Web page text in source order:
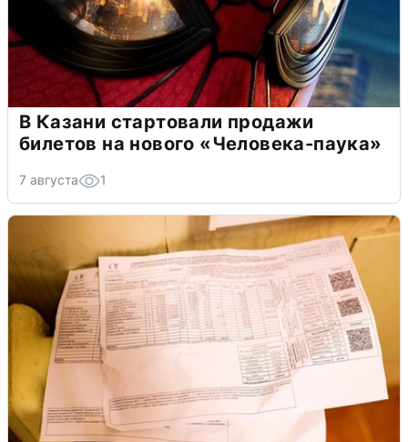
В Казани стартовали продажи
билетов на нового «Человека-паука»
7 августа 1